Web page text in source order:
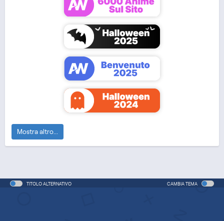
Oshi no Ko
Mostra altro...
TITOLO ALTERNATIVO CAMBIA TEMA